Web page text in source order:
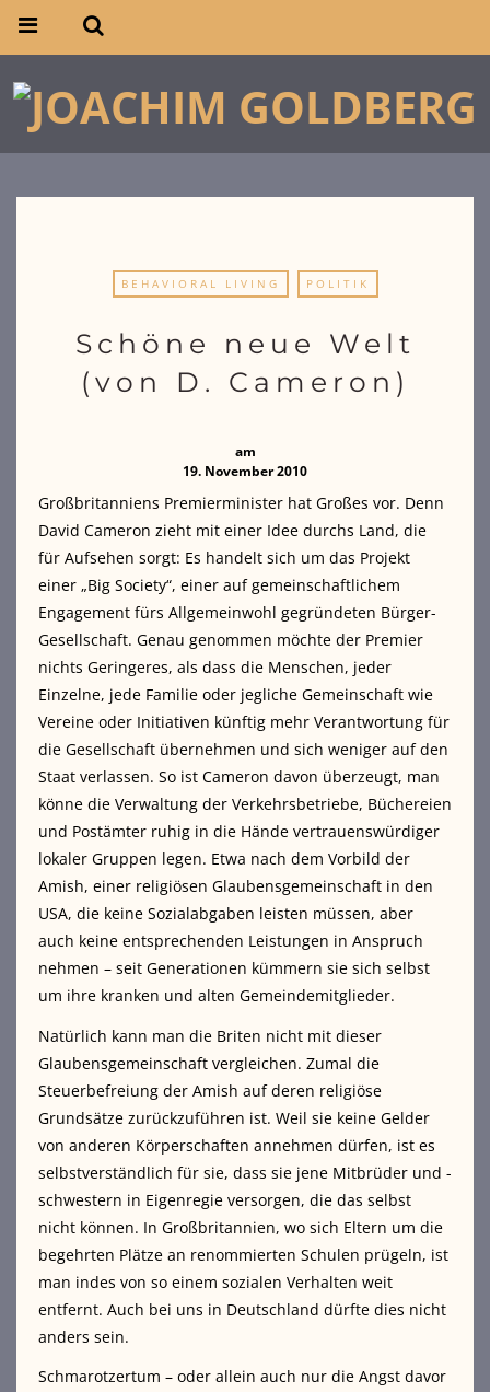
BEHAVIORAL LIVING POLITIK
Schöne neue Welt
(von D. Cameron)
am
19. November 2010
Großbritanniens Premierminister hat Großes vor. Denn
David Cameron zieht mit einer Idee durchs Land, die
für Aufsehen sorgt: Es handelt sich um das Projekt
einer „Big Society“, einer auf gemeinschaftlichem
Engagement fürs Allgemeinwohl gegründeten Bürger-
Gesellschaft. Genau genommen möchte der Premier
nichts Geringeres, als dass die Menschen, jeder
Einzelne, jede Familie oder jegliche Gemeinschaft wie
Vereine oder Initiativen künftig mehr Verantwortung für
die Gesellschaft übernehmen und sich weniger auf den
Staat verlassen. So ist Cameron davon überzeugt, man
könne die Verwaltung der Verkehrsbetriebe, Büchereien
und Postämter ruhig in die Hände vertrauenswürdiger
lokaler Gruppen legen. Etwa nach dem Vorbild der
Amish, einer religiösen Glaubensgemeinschaft in den
USA, die keine Sozialabgaben leisten müssen, aber
auch keine entsprechenden Leistungen in Anspruch
nehmen – seit Generationen kümmern sie sich selbst
um ihre kranken und alten Gemeindemitglieder.
Natürlich kann man die Briten nicht mit dieser
Glaubensgemeinschaft vergleichen. Zumal die
Steuerbefreiung der Amish auf deren religiöse
Grundsätze zurückzuführen ist. Weil sie keine Gelder
von anderen Körperschaften annehmen dürfen, ist es
selbstverständlich für sie, dass sie jene Mitbrüder und -
schwestern in Eigenregie versorgen, die das selbst
nicht können. In Großbritannien, wo sich Eltern um die
begehrten Plätze an renommierten Schulen prügeln, ist
man indes von so einem sozialen Verhalten weit
entfernt. Auch bei uns in Deutschland dürfte dies nicht
anders sein.
Schmarotzertum – oder allein auch nur die Angst davor